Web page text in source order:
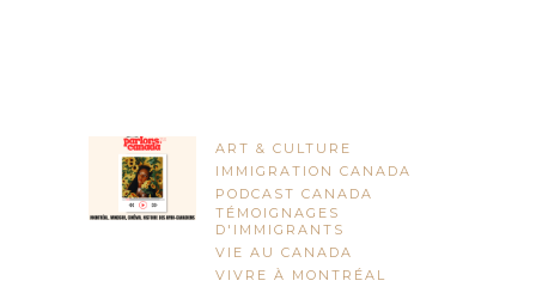
ART & CULTURE
IMMIGRATION CANADA
PODCAST CANADA
TÉMOIGNAGES
D'IMMIGRANTS
VIE AU CANADA
VIVRE À MONTRÉAL